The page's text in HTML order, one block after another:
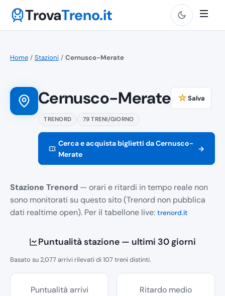
TrovaTreno.it
Home / Stazioni / Cernusco-Merate
Cernusco-Merate ☆Salva
TRENORD 79 TRENI/GIORNO
Cerca e acquista biglietti da Cernusco-
Merate
→
Stazione Trenord — orari e ritardi in tempo reale non
sono monitorati su questo sito (Trenord non pubblica
dati realtime open). Per il tabellone live: trenord.it
Puntualità stazione — ultimi 30 giorni
Basato su 2,077 arrivi rilevati di 107 treni distinti.
Puntualità arrivi Ritardo medio